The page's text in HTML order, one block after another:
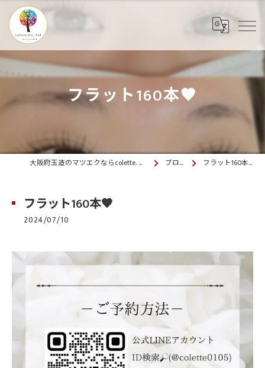
フラット160本🧡
大阪府玉造のマツエクならcolette. 玉造 ブログ フラット160本🧡
フラット160本🧡
2024/07/10